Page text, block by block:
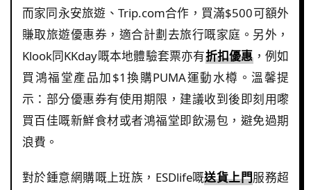
而家同永安旅遊、Trip.com合作，買滿$500可額外
賺取旅遊優惠券，適合計劃去旅行嘅家庭。另外，
Klook同KKday嘅本地體驗套票亦有折扣優惠，例如
買鴻福堂產品加$1換購PUMA運動水樽。溫馨提
示：部分優惠券有使用期限，建議收到後即刻用嚟
買百佳嘅新鮮食材或者鴻福堂即飲湯包，避免過期
浪費。
對於鍾意網購嘅上班族，ESDlife嘅送貨上門服務超